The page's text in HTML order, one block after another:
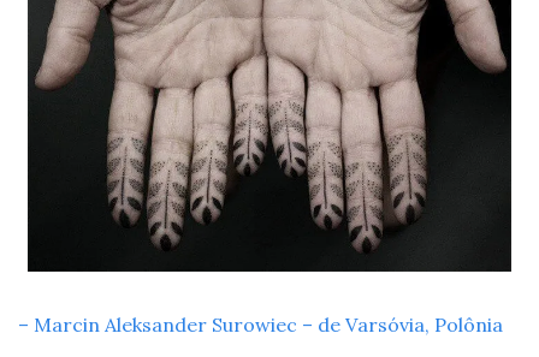
– Marcin Aleksander Surowiec – de Varsóvia, Polônia